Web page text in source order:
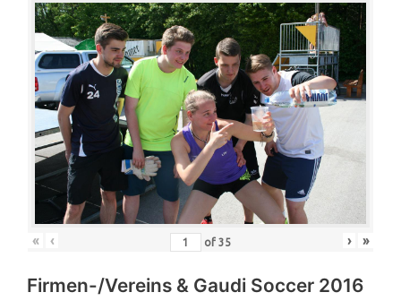
« ‹ of 35 › »
Firmen-/Vereins & Gaudi Soccer 2016